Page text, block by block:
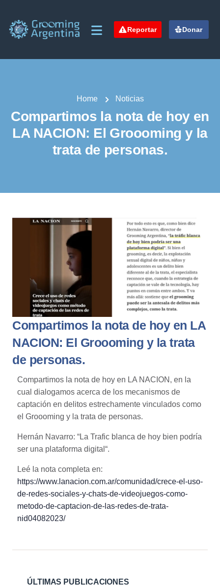
Reportar Donar
Home Noticias
Compartimos la nota de hoy en
LA NACION: El Groooming y la
trata de personas.
Compartimos la nota de hoy en LA
NACION: El Groooming y la trata
de personas.
Compartimos la nota de hoy en LA NACION, en la
cual dialogamos acerca de los mecanismos de
captación en delitos estrechamente vinculados como
el Groooming y la trata de personas.
Hernán Navarro: “La Trafic blanca de hoy bien podría
ser una plataforma digital“.
Leé la nota completa en:
https://www.lanacion.com.ar/comunidad/crece-el-uso-
de-redes-sociales-y-chats-de-videojuegos-como-
metodo-de-captacion-de-las-redes-de-trata-
nid04082023/
ÚLTIMAS PUBLICACIONES